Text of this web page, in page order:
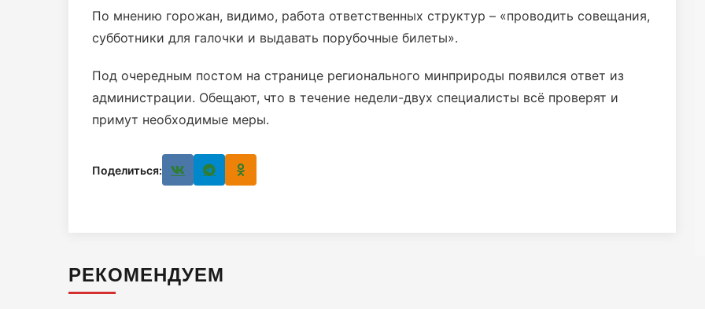
По мнению горожан, видимо, работа ответственных структур – «проводить совещания,
субботники для галочки и выдавать порубочные билеты».
Под очередным постом на странице регионального минприроды появился ответ из
администрации. Обещают, что в течение недели-двух специалисты всё проверят и
примут необходимые меры.
Поделиться:
РЕКОМЕНДУЕМ